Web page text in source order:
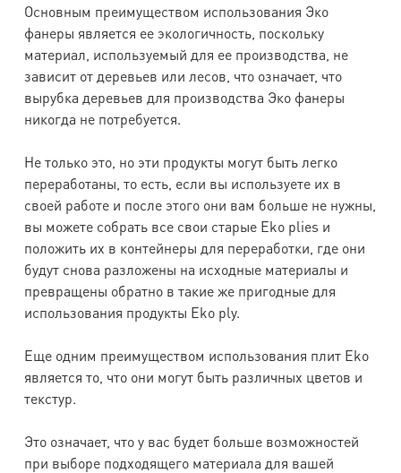
Основным преимуществом использования Эко
фанеры является ее экологичность, поскольку
материал, используемый для ее производства, не
зависит от деревьев или лесов, что означает, что
вырубка деревьев для производства Эко фанеры
никогда не потребуется.
Не только это, но эти продукты могут быть легко
переработаны, то есть, если вы используете их в
своей работе и после этого они вам больше не нужны,
вы можете собрать все свои старые Eko plies и
положить их в контейнеры для переработки, где они
будут снова разложены на исходные материалы и
превращены обратно в такие же пригодные для
использования продукты Eko ply.
Еще одним преимуществом использования плит Eko
является то, что они могут быть различных цветов и
текстур.
Это означает, что у вас будет больше возможностей
при выборе подходящего материала для вашей